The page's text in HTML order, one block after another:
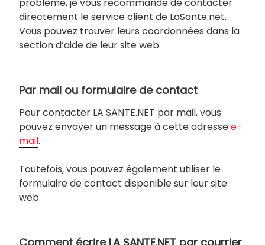
problème, je vous recommande de contacter
directement le service client de LaSante.net.
Vous pouvez trouver leurs coordonnées dans la
section d’aide de leur site web.
Par mail ou formulaire de contact
Pour contacter LA SANTE.NET par mail, vous
pouvez envoyer un message à cette adressee-
mail.
Toutefois, vous pouvez également utiliser le
formulaire de contact disponible sur leur site
web.